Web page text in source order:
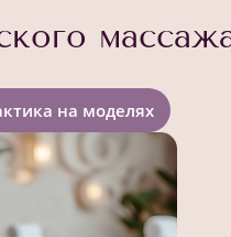
на моделях